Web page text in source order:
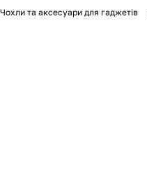
Чохли та аксесуари для гаджетів